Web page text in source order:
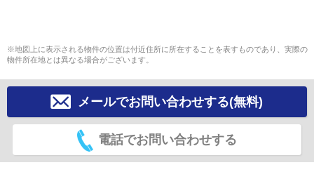
※地図上に表示される物件の位置は付近住所に所在することを表すものであり、実際の
物件所在地とは異なる場合がございます。
メールでお問い合わせする(無料)
電話でお問い合わせする